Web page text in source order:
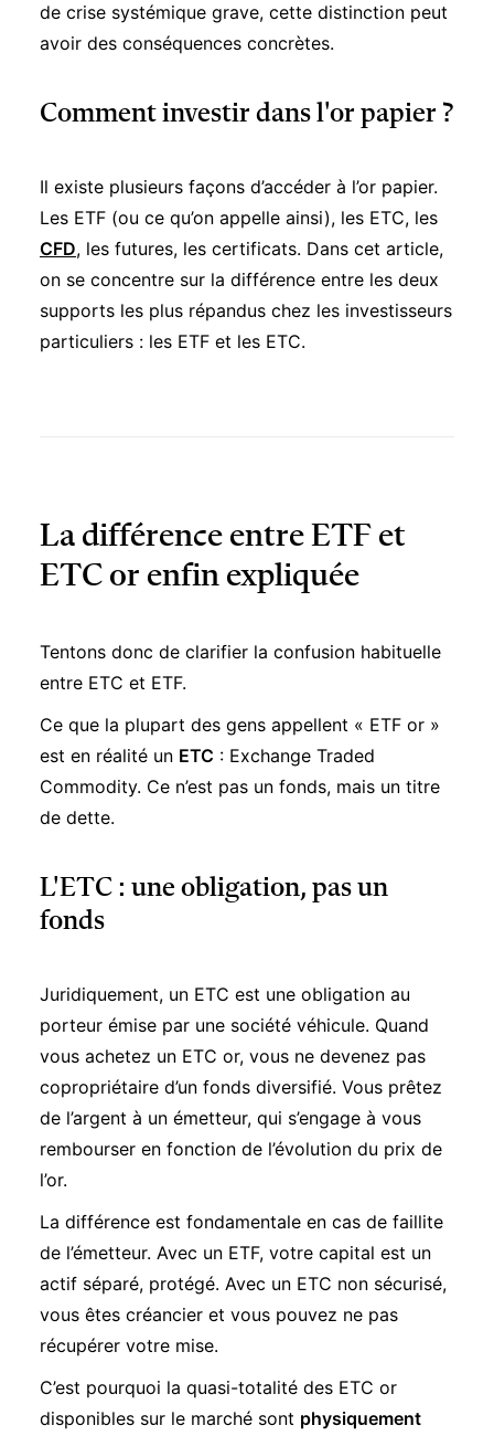
de crise systémique grave, cette distinction peut
avoir des conséquences concrètes.
Comment investir dans l'or papier ?
Il existe plusieurs façons d’accéder à l’or papier.
Les ETF (ou ce qu’on appelle ainsi), les ETC, les
CFD, les futures, les certificats. Dans cet article,
on se concentre sur la différence entre les deux
supports les plus répandus chez les investisseurs
particuliers : les ETF et les ETC.
La différence entre ETF et
ETC or enfin expliquée
Tentons donc de clarifier la confusion habituelle
entre ETC et ETF.
Ce que la plupart des gens appellent « ETF or »
est en réalité un ETC : Exchange Traded
Commodity. Ce n’est pas un fonds, mais un titre
de dette.
L'ETC : une obligation, pas un
fonds
Juridiquement, un ETC est une obligation au
porteur émise par une société véhicule. Quand
vous achetez un ETC or, vous ne devenez pas
copropriétaire d’un fonds diversifié. Vous prêtez
de l’argent à un émetteur, qui s’engage à vous
rembourser en fonction de l’évolution du prix de
l’or.
La différence est fondamentale en cas de faillite
de l’émetteur. Avec un ETF, votre capital est un
actif séparé, protégé. Avec un ETC non sécurisé,
vous êtes créancier et vous pouvez ne pas
récupérer votre mise.
C’est pourquoi la quasi-totalité des ETC or
disponibles sur le marché sont physiquement